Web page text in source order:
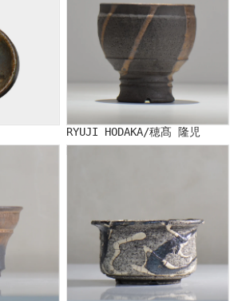
RYUJI HODAKA/穂髙 隆児